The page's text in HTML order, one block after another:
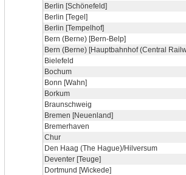
Berlin [Schönefeld]
Berlin [Tegel]
Berlin [Tempelhof]
Bern (Berne) [Bern-Belp]
Bern (Berne) [Hauptbahnhof (Central
Bielefeld
Bochum
Bonn [Wahn]
Borkum
Braunschweig
Bremen [Neuenland]
Bremerhaven
Chur
Den Haag (The Hague)/Hilversum
Deventer [Teuge]
Dortmund [Wickede]